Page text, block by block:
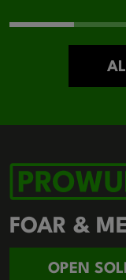
FOAR &
OPEN